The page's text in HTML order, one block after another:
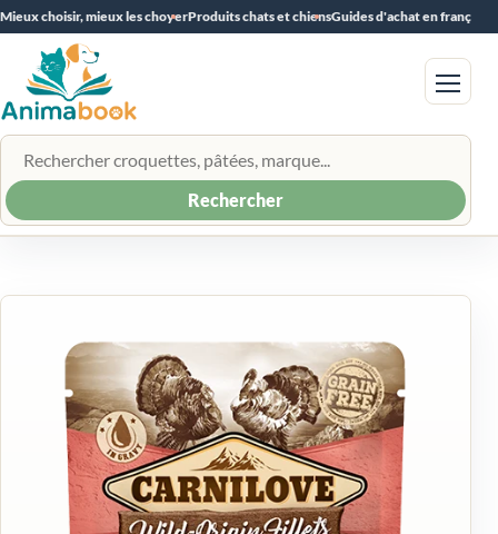
Mieux choisir, mieux les choyerProduits chats et chiensGuides d'achat en français
Rechercher un produit
Rechercher
Menu